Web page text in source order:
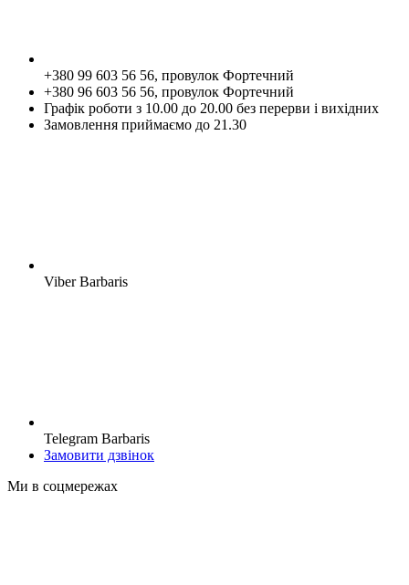
+380 99 603 56 56, провулок Фортечний
+380 96 603 56 56, провулок Фортечний
Графік роботи з 10.00 до 20.00 без перерви і вихідних
Замовлення приймаємо до 21.30
Viber Barbaris
Telegram Barbaris
Замовити дзвінок
Ми в соцмережах